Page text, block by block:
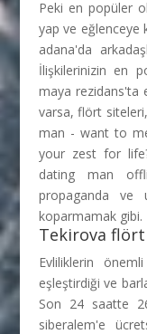
Peki en popüler
yap ve eğlenceye
adana'da
İlişkilerinizin en
maya rezidans'ta
varsa, flört
man - want to
your zest for
dating man
propaganda ve
koparmamak gibi.
Tekirova
Evliliklerin
eşleştirdiği ve
Son 24 saatte
siberalem'e